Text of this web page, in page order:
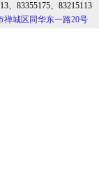
83355175、83215113
禅城区同华东一路20号